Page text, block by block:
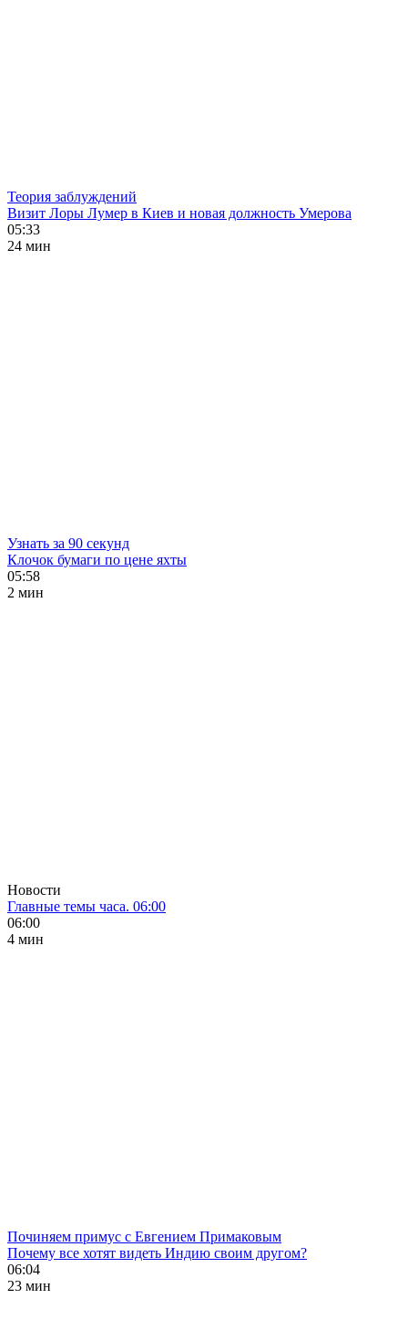
Теория заблуждений
Визит Лоры Лумер в Киев и новая должность Умерова
05:33
24 мин
Узнать за 90 секунд
Клочок бумаги по цене яхты
05:58
2 мин
Новости
Главные темы часа. 06:00
06:00
4 мин
Починяем примус с Евгением Примаковым
Почему все хотят видеть Индию своим другом?
06:04
23 мин